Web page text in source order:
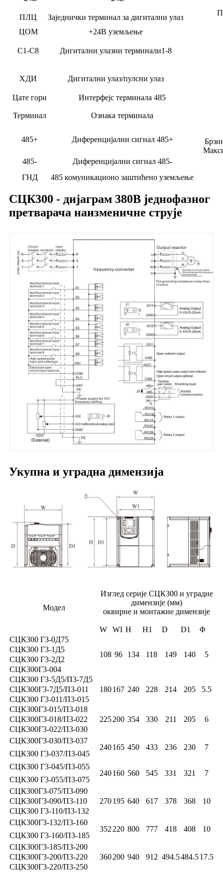
ПЛЦ Заједнички терминал за дигитални улаз
ЦОМ +24В уземљење
С1-С8 Дигитални улазни терминали1-8
ХДИ Дигитални улаз/пулсни улаз
Цате гори Интерфејс терминала 485
Терминал Ознака терминала
485+ Диференцијални сигнал 485+
485-
Диференцијални сигнал 485-
ГНД
485 комуникационо заштићено уземљење
СЦК300 - дијаграм 380В једнофазног
претварача наизменичне струје
Укупна и уградна димензија
Модел
Изглед серије СЦК300 и уградне
димензије (мм)
оквирне и монтажне димензије
W WI H H1 D D1
Φ
СЦК300 Г3-0Д75
108 96 134 118 149 140 5
СЦК300 Г3-1Д5
СЦК300 Г3-2Д2
СЦК300Г3-004
СЦК300 Г3-5Д5/П3-7Д5
180167 240 228 214 205 5.5
СЦК300Г3-7Д5/П3-011
СЦК300 Г3-011/П3-015
СЦК300Г3-015/П3-018
225200 354 330 211 205 6
СЦК300Г3-018/П3-022
СЦК300Г3-022/П3-030
СЦК300Г3-030/П3-037
240165 450 433 236 230 7
СЦК300 Г3-037/П3-045
СЦК300 Г3-045/П3-055
240160 560 545 331 321 7
СЦК300 Г3-055/П3-075
СЦК300Г3-075/П3-090
270195 640 617 378 368 10
СЦК300Г3-090/П3-110
СЦК300 Г3-110/П3-132
СЦК300Г3-132/П3-160
352 220 800 777 418 408 10
СЦК300 Г3-160/П3-185
СЦК300Г3-185/П3-200
360200 940 912 494.5484.517.5
СЦК300Г3-200/П3-220
СЦК300Г3-220/П3-250